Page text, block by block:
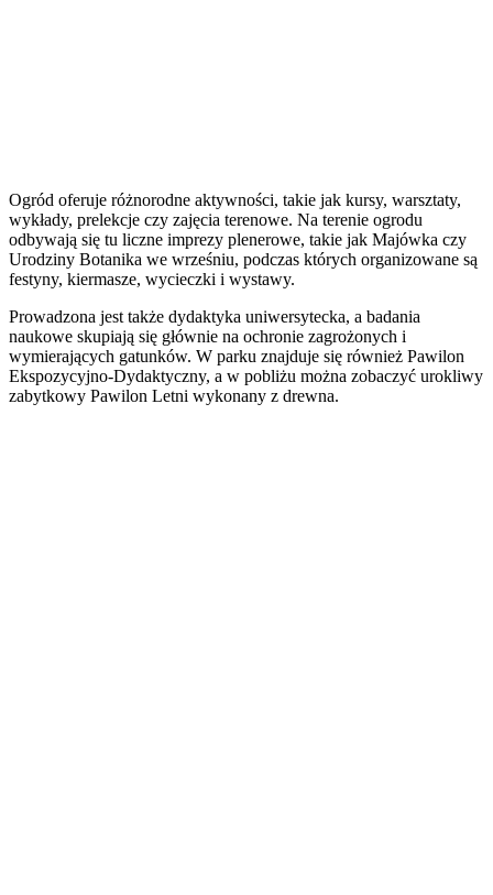
Ogród oferuje różnorodne aktywności, takie jak kursy, warsztaty,
wykłady, prelekcje czy zajęcia terenowe. Na terenie ogrodu
odbywają się tu liczne imprezy plenerowe, takie jak Majówka czy
Urodziny Botanika we wrześniu, podczas których organizowane są
festyny, kiermasze, wycieczki i wystawy.
Prowadzona jest także dydaktyka uniwersytecka, a badania
naukowe skupiają się głównie na ochronie zagrożonych i
wymierających gatunków. W parku znajduje się również Pawilon
Ekspozycyjno-Dydaktyczny, a w pobliżu można zobaczyć urokliwy
zabytkowy Pawilon Letni wykonany z drewna.